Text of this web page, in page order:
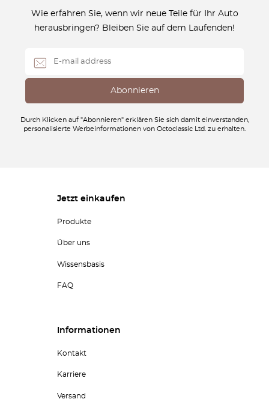
Wie erfahren Sie, wenn wir neue Teile für Ihr Auto
herausbringen? Bleiben Sie auf dem Laufenden!
Durch Klicken auf "Abonnieren" erklären Sie sich damit einverstanden,
personalisierte Werbeinformationen von Octoclassic Ltd. zu erhalten.
Jetzt einkaufen
Produkte
Über uns
Wissensbasis
FAQ
Informationen
Kontakt
Karriere
Versand